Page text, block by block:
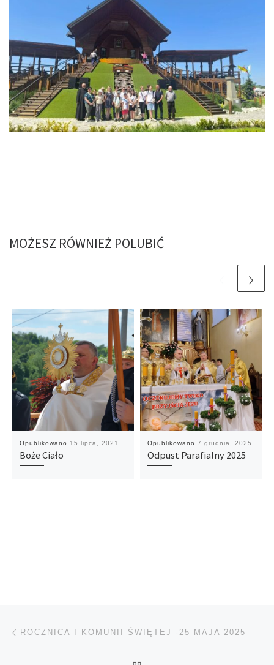
MOŻESZ RÓWNIEŻ POLUBIĆ
Opublikowano 15 lipca, 2021
Boże Ciało
Opublikowano 7 grudnia, 2025
Odpust Parafialny 2025
Nawigacja wpisu
ROCZNICA I KOMUNII ŚWIĘTEJ -25 MAJA 2025